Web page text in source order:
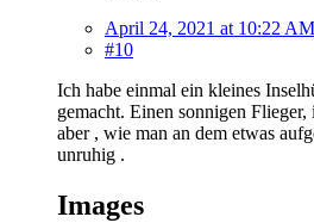
April 24, 2021 at 10:22 AM
#10
Ich habe einmal ein kleines
gemacht. Einen sonnigen
aber , wie man an dem etwas
unruhig .
Images